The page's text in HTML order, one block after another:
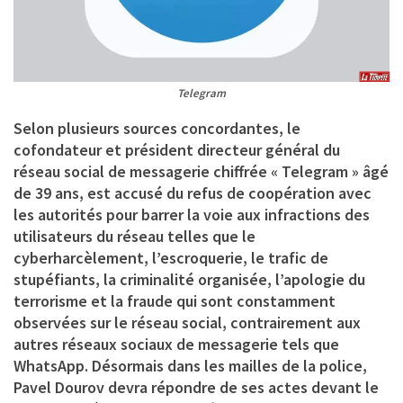
Telegram
Selon plusieurs sources concordantes, le
cofondateur et président directeur général du
réseau social de messagerie chiffrée « Telegram » âgé
de 39 ans, est accusé du refus de coopération avec
les autorités pour barrer la voie aux infractions des
utilisateurs du réseau telles que le
cyberharcèlement, l’escroquerie, le trafic de
stupéfiants, la criminalité organisée, l’apologie du
terrorisme et la fraude qui sont constamment
observées sur le réseau social, contrairement aux
autres réseaux sociaux de messagerie tels que
WhatsApp. Désormais dans les mailles de la police,
Pavel Dourov devra répondre de ses actes devant le